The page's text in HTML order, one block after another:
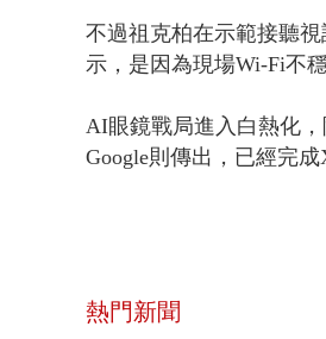
不過祖克柏在示範接聽
示，是因為現場Wi-Fi不
AI眼鏡戰局進入白熱化
Google則傳出，已經完成
熱門新聞